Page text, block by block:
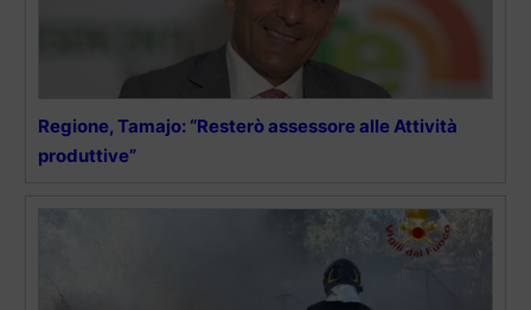
Regione, Tamajo: “Resterò assessore alle Attività
produttive”